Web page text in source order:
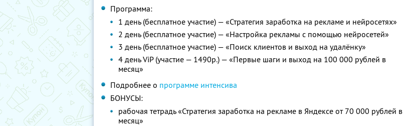
Программа:
1 день (бесплатное участие) — «Стратегия заработка на рекламе и нейросетях»
2 день (бесплатное участие) — «Настройка рекламы с помощью нейросетей»
3 день (бесплатное участие) — «Поиск клиентов и выход на удалёнку»
4 день ViP (участие — 1490р.) — «Первые шаги и выход на 100 000 рублей в
месяц»
Подробнее о программе интенсива
БОНУСЫ:
рабочая тетрадь «Стратегия заработка на рекламе в Яндексе от 70 000 рублей в
месяц»